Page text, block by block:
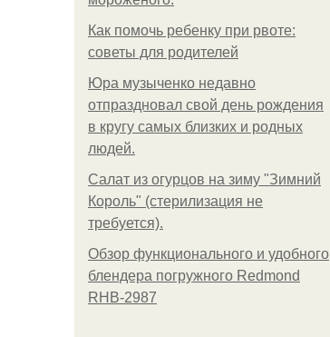
Как помочь ребенку при рвоте:
советы для родителей
Юра музыченко недавно
отпраздновал свой день рождения
в кругу самых близких и родных
людей.
Салат из огурцов на зиму "Зимний
Король" (стерилизация не
требуется).
Обзор функционального и удобного
блендера погружного Redmond
RHB-2987